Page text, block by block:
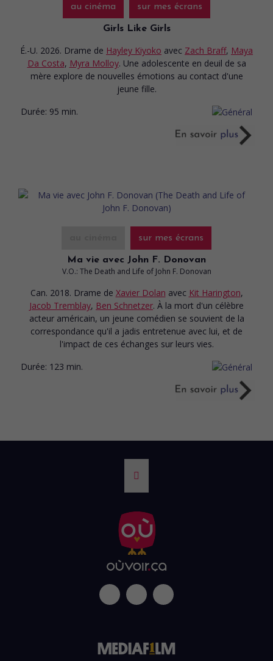
au cinéma sur mes écrans
Girls Like Girls
É.-U. 2026. Drame de Hayley Kiyoko avec Zach Braff, Maya
Da Costa, Myra Molloy. Une adolescente en deuil de sa
mère explore de nouvelles émotions au contact d'une
jeune fille.
Durée: 95 min.
sur mes écrans
Ma vie avec John F. Donovan
V.O.: The Death and Life of John F. Donovan
Can. 2018. Drame de Xavier Dolan avec Kit Harington,
Jacob Tremblay, Ben Schnetzer. À la mort d'un célèbre
acteur américain, un jeune comédien se souvient de la
correspondance qu'il a jadis entretenue avec lui, et de
l'impact de ces échanges sur leurs vies.
Durée: 123 min.